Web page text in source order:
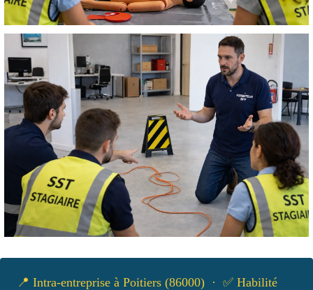
📍 Intra-entreprise à Poitiers (86000) · ✅ Habilité